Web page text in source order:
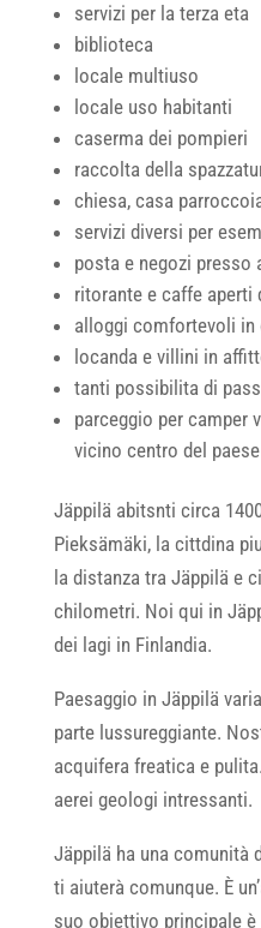
servizi per la terza eta
biblioteca
locale multiuso
locale uso habitanti
caserma dei pompieri
raccolta della
chiesa, casa
servizi diversi per
posta e negozi presso
ritorante e caffe aperti
alloggi comfortevoli in
locanda e villini in
tanti possibilita di
parceggio per camper
vicino centro del paese
Jäppilä abitsnti circa
Pieksämäki, la cittdina
la distanza tra Jäppilä e
chilometri. Noi qui in
dei lagi in Finlandia.
Paesaggio in Jäppilä
parte lussureggiante.
acquifera freatica e
aerei geologi intressanti.
Jäppilä ha una comunità
ti aiuterà comunque. È
suo obiettivo principale